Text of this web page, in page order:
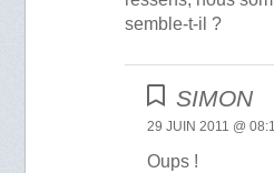
semble-t-il ?
SIMON
29 JUIN 2011 @
Oups !